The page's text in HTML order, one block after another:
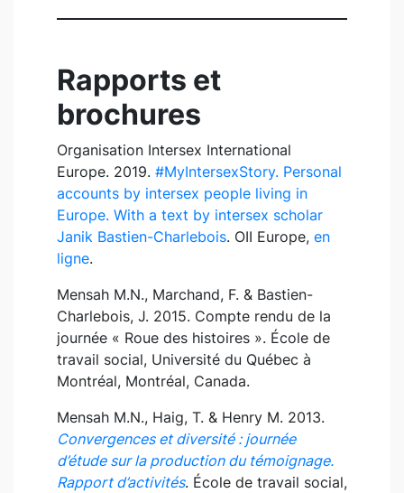
Rapports et
brochures
Organisation Intersex International
Europe. 2019. #MyIntersexStory. Personal
accounts by intersex people living in
Europe. With a text by intersex scholar
Janik Bastien-Charlebois. OII Europe, en
ligne.
Mensah M.N., Marchand, F. & Bastien-
Charlebois, J. 2015. Compte rendu de la
journée « Roue des histoires ». École de
travail social, Université du Québec à
Montréal, Montréal, Canada.
Mensah M.N., Haig, T. & Henry M. 2013.
Convergences et diversité : journée
d’étude sur la production du témoignage.
Rapport d’activités. École de travail social,